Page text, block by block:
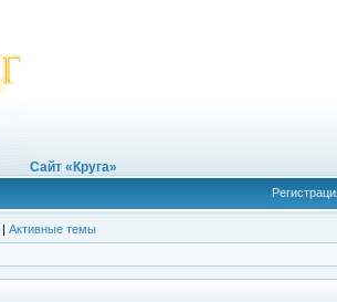
Сайт «Круга»
| Активные темы